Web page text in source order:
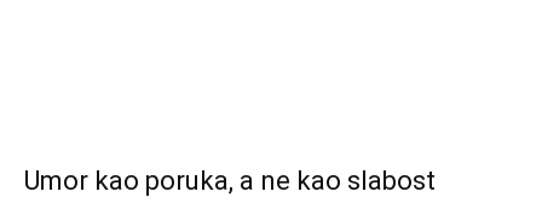
Umor kao poruka, a ne kao slabost